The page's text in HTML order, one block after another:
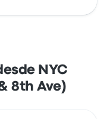
NYC
8th Ave)